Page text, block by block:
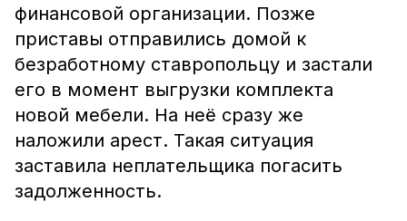
финансовой организации. Позже
приставы отправились домой к
безработному ставропольцу и застали
его в момент выгрузки комплекта
новой мебели. На неё сразу же
наложили арест. Такая ситуация
заставила неплательщика погасить
задолженность.